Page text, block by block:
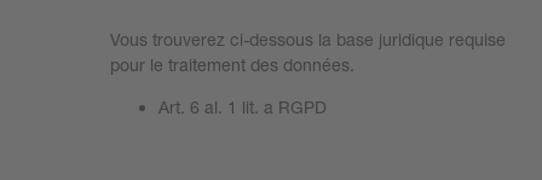
Vous trouverez ci-dessous la base juridique requise
pour le traitement des données.
Art. 6 al. 1 lit. a RGPD